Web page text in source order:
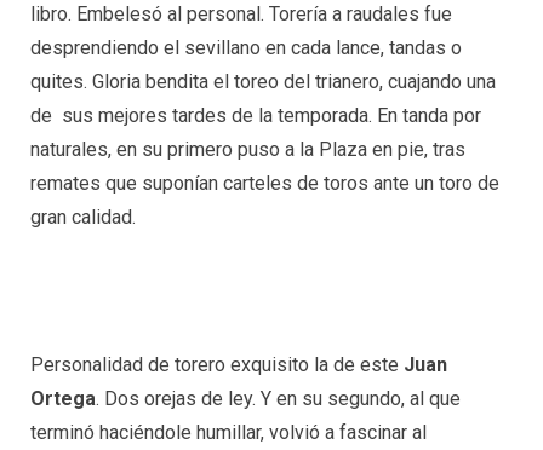
libro. Embelesó al personal. Torería a raudales fue
desprendiendo el sevillano en cada lance, tandas o
quites. Gloria bendita el toreo del trianero, cuajando una
de sus mejores tardes de la temporada. En tanda por
naturales, en su primero puso a la Plaza en pie, tras
remates que suponían carteles de toros ante un toro de
gran calidad.
Personalidad de torero exquisito la de este Juan
Ortega. Dos orejas de ley. Y en su segundo, al que
terminó haciéndole humillar, volvió a fascinar al